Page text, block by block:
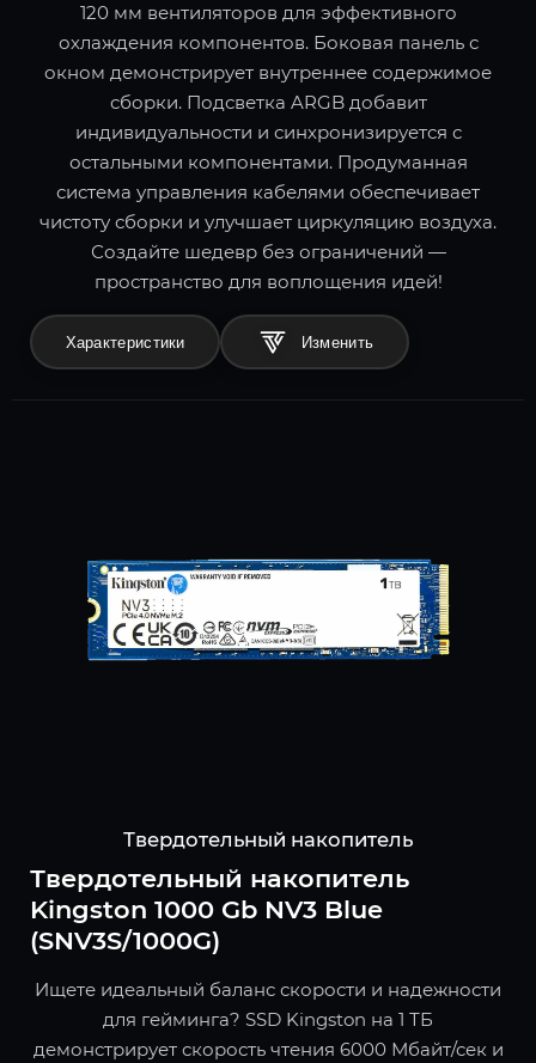
120 мм вентиляторов для эффективного
охлаждения компонентов. Боковая панель с
окном демонстрирует внутреннее содержимое
сборки. Подсветка ARGB добавит
индивидуальности и синхронизируется с
остальными компонентами. Продуманная
система управления кабелями обеспечивает
чистоту сборки и улучшает циркуляцию воздуха.
Создайте шедевр без ограничений —
пространство для воплощения идей!
Характеристики
Твердотельный накопитель
Твердотельный накопитель
Kingston 1000 Gb NV3 Blue
(SNV3S/1000G)
Ищете идеальный баланс скорости и надежности
для гейминга? SSD Kingston на 1 ТБ
демонстрирует скорость чтения 6000 Мбайт/сек и